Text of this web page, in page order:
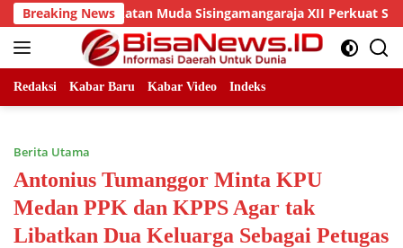
Skip
to
content
Breaking News
Angkatan Muda Sisingamangaraja XII Perkuat Sinergitas
Redaksi Kabar Baru Kabar Video Indeks
Berita Utama
Antonius Tumanggor Minta KPU
Medan PPK dan KPPS Agar tak
Libatkan Dua Keluarga Sebagai Petugas